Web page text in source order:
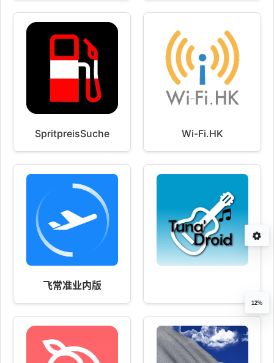
SpritpreisSuche Wi-Fi.HK
飞常准业内版
12%